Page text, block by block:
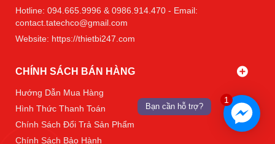
Hotline: 094.665.9996 & 0986.914.470 - Email:
contact.tatechco@gmail.com
Website: https://thietbi247.com
CHÍNH SÁCH BÁN HÀNG
Hướng Dẫn Mua Hàng
Hình Thức Thanh Toán
Chính Sách Đổi Trả Sản Phẩm
Chính Sách Bảo Hành
1
Bạn cần hỗ trợ?